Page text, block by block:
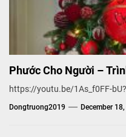
Phước Cho Người –
https://youtu.be/1As_f0FF-
Dongtruong2019 December